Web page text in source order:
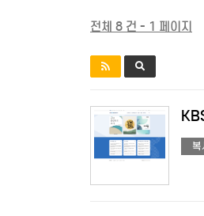
전체 8 건 - 1 페이지
복